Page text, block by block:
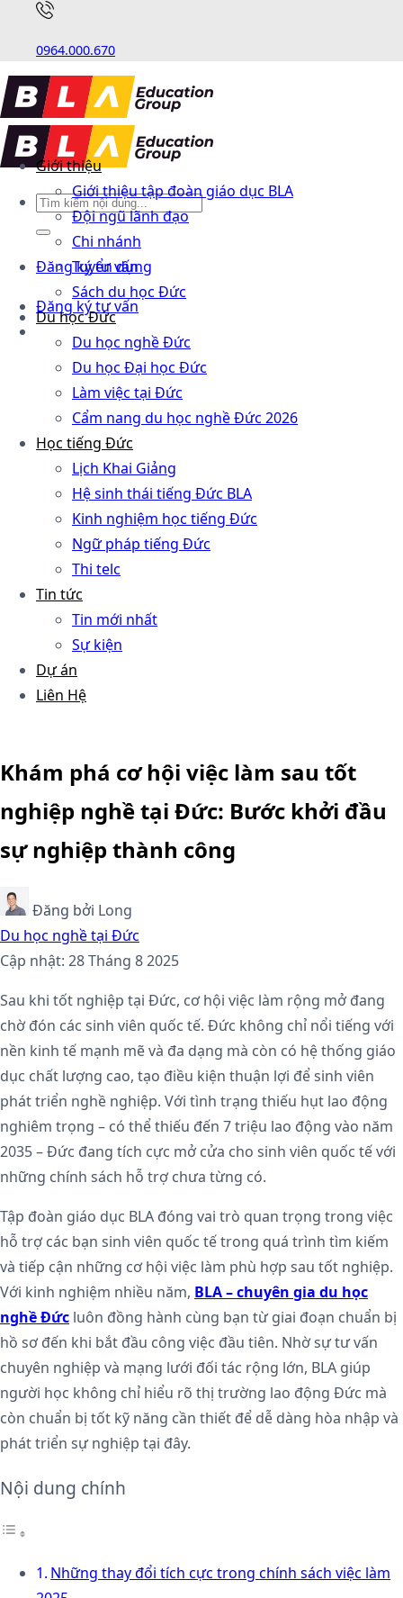
0964.000.670
Đăng ký tư vấn
Đăng ký tư vấn
Giới thiệu
Giới thiệu tập đoàn giáo dục BLA
Đội ngũ lãnh đạo
Chi nhánh
Tuyển dụng
Sách du học Đức
Du học Đức
Du học nghề Đức
Du học Đại học Đức
Làm việc tại Đức
Cẩm nang du học nghề Đức 2026
Học tiếng Đức
Lịch Khai Giảng
Hệ sinh thái tiếng Đức BLA
Kinh nghiệm học tiếng Đức
Ngữ pháp tiếng Đức
Thi telc
Tin tức
Tin mới nhất
Sự kiện
Dự án
Liên Hệ
Khám phá cơ hội việc làm sau tốt
nghiệp nghề tại Đức: Bước khởi đầu
sự nghiệp thành công
Đăng bởi Long
Du học nghề tại Đức
Cập nhật: 28 Tháng 8 2025
Sau khi tốt nghiệp tại Đức, cơ hội việc làm rộng mở đang
chờ đón các sinh viên quốc tế. Đức không chỉ nổi tiếng với
nền kinh tế mạnh mẽ và đa dạng mà còn có hệ thống giáo
dục chất lượng cao, tạo điều kiện thuận lợi để sinh viên
phát triển nghề nghiệp. Với tình trạng thiếu hụt lao động
nghiêm trọng – có thể thiếu đến 7 triệu lao động vào năm
2035 – Đức đang tích cực mở cửa cho sinh viên quốc tế với
những chính sách hỗ trợ chưa từng có.
Tập đoàn giáo dục BLA đóng vai trò quan trọng trong việc
hỗ trợ các bạn sinh viên quốc tế trong quá trình tìm kiếm
và tiếp cận những cơ hội việc làm phù hợp sau tốt nghiệp.
Với kinh nghiệm nhiều năm, BLA – chuyên gia du học
nghề Đức luôn đồng hành cùng bạn từ giai đoạn chuẩn bị
hồ sơ đến khi bắt đầu công việc đầu tiên. Nhờ sự tư vấn
chuyên nghiệp và mạng lưới đối tác rộng lớn, BLA giúp
người học không chỉ hiểu rõ thị trường lao động Đức mà
còn chuẩn bị tốt kỹ năng cần thiết để dễ dàng hòa nhập và
phát triển sự nghiệp tại đây.
Nội dung chính
Những thay đổi tích cực trong chính sách việc làm